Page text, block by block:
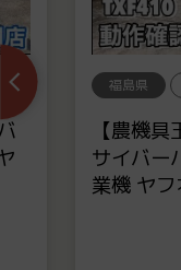
福島県
【農機
サイバー
業機 ヤ